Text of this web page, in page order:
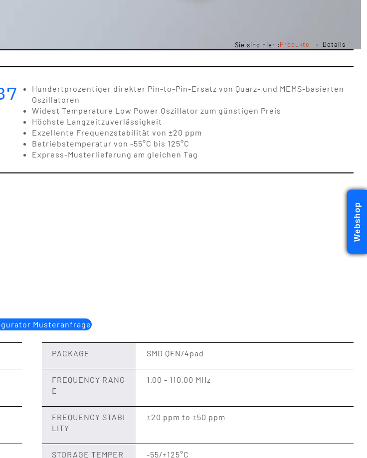
Sie sind hier :Produkte Details
Hundertprozentiger direkter Pin-to-Pin-Ersatz von Quarz- und MEMS-basierten
Oszillatoren
Widest Temperature Low Power Oszillator zum günstigen Preis
Höchste Langzeitzuverlässigkeit
Exzellente Frequenzstabilität von ±20 ppm
Betriebstemperatur von -55°C bis 125°C
Express-Musterlieferung am gleichen Tag
Musteranfrage
PACKAGE SMD QFN/4pad
FREQUENCY RANG
E
1.00 - 110.00 MHz
FREQUENCY STABI
LITY
±20 ppm to ±50 ppm
STORAGE TEMPER
-55/+125°C
Webshop